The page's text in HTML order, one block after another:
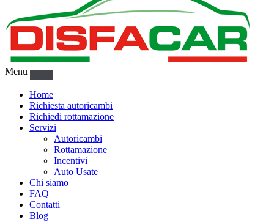
Menu
Home
Richiesta autoricambi
Richiedi rottamazione
Servizi
Autoricambi
Rottamazione
Incentivi
Auto Usate
Chi siamo
FAQ
Contatti
Blog